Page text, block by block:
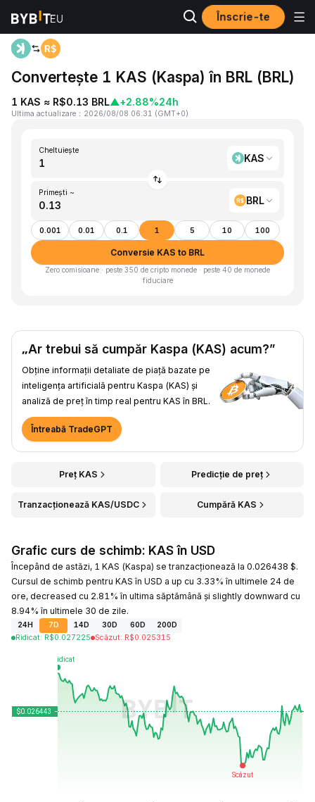
Înscrie-te
Acasă KAS to BRL
Convertește 1 KAS (Kaspa) în BRL (BRL)
1 KAS ≈ R$0.13 BRL▲+2.88%24h
Ultima actualizare ： 2026/08/08 06:31 (GMT+0)
Cheltuiește
KAS
Primești ~
BRL
0.001 0.01 0.1 1 5 10 100
Conversie KAS to BRL
Zero comisioane · peste 350 de cripto monede · peste 40 de monede
fiduciare
„Ar trebui să cumpăr Kaspa (KAS) acum?”
Obține informații detaliate de piață bazate pe
inteligența artificială pentru Kaspa (KAS) și
analiză de preț în timp real pentru KAS în BRL.
Întreabă TradeGPT
Preț KAS Predicție de preț
Tranzacționează KAS/USDC Cumpără KAS
Grafic curs de schimb: KAS în USD
Începând de astăzi, 1 KAS (Kaspa) se tranzacționează la 0.026438 $.
Cursul de schimb pentru KAS în USD a up cu 3.33% în ultimele 24 de
ore, decreased cu 2.81% în ultima săptămână și slightly downward cu
8.94% în ultimele 30 de zile.
24H 7D 14D 30D 60D
200D
Ridicat: R$0.027225 Scăzut: R$0.025315